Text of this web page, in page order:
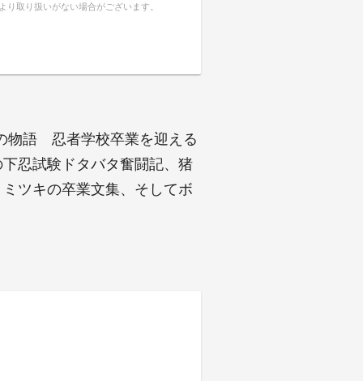
り取り扱いがない場合がございます。
物語 忍者学校卒業を迎える
忍試験ドタバタ奮闘記、猪
ツキの卒業文集、そしてボ